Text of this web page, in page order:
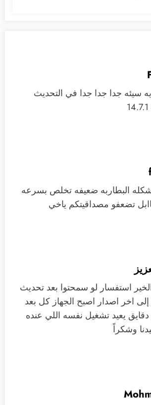
سيئه جدا جدا جدا في التحديث
البطاربه ضعيفه تخلص بسرعه
تضعفو مصداقيتكم ياخي
استفسار لو سمحتوا بعد تحديث
إلى اخر اصدار اصبح الجهاز كل بعد
يعيد تشغيل نفسه اللي عنده
وشكراً